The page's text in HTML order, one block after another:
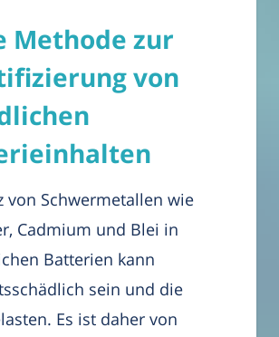
Methode zur
von
von Schwermetallen wie
Cadmium und Blei in
Batterien kann
sein und die
Es ist daher von